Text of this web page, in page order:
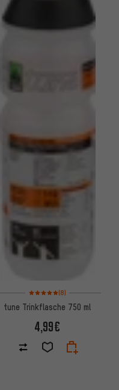
auf 1 Bewertungen
Bewertungen: 5 von 5
(8)
tune Trinkflasche 750 ml
4,99€